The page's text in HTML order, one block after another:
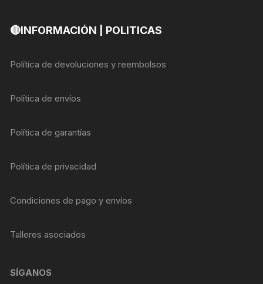
🔴INFORMACIÓN | POLITICAS
Política de devoluciones y reembolsos
Política de envíos
Política de garantías
Política de privacidad
Condiciones de pago y envíos
Talleres asociados
SÍGANOS